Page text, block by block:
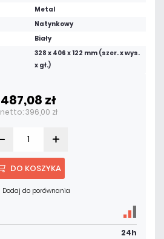
Metal
Natynkowy
Biały
328 x 406 x 122 mm (szer. x wys.
x gł.)
487,08 zł
netto: 396,00 zł
DO KOSZYKA
Dodaj do porównania
24h